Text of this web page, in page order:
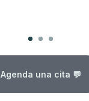
Agenda una cita 💬